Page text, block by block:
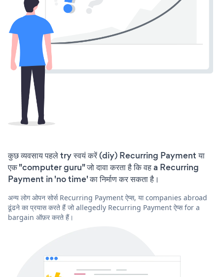
कुछ व्यवसाय पहले try स्वयं करें (diy) Recurring Payment या
एक "computer guru" जो दावा करता है कि वह a Recurring
Payment in 'no time' का निर्माण कर सकता है।
अन्य लोग ओपन सोर्स Recurring Payment ऐप्स, या companies abroad
ढूंढने का प्रयास करते हैं जो allegedly Recurring Payment ऐप्स for a
bargain ऑफ़र करते हैं।